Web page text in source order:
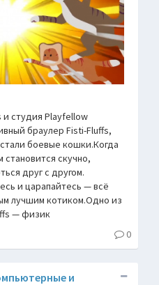
и студия Playfellow
браулер Fisti-Fluffs,
боевые кошки.Когда
скучно,
друг с другом.
и царапайтесь — всё
лучшим котиком.Одно из
— физик
0
и